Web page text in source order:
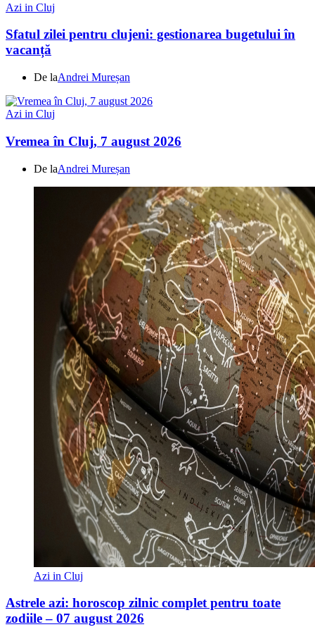
Azi in Cluj
Sfatul zilei pentru clujeni: gestionarea bugetului în
vacanță
De laAndrei Mureșan
Azi in Cluj
Vremea în Cluj, 7 august 2026
De laAndrei Mureșan
Azi in Cluj
Astrele azi: horoscop zilnic complet pentru toate
zodiile – 07 august 2026